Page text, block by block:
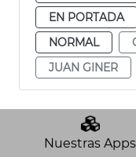
EN PORTADA
NORMAL
JUAN GINER
Nuestras Apps